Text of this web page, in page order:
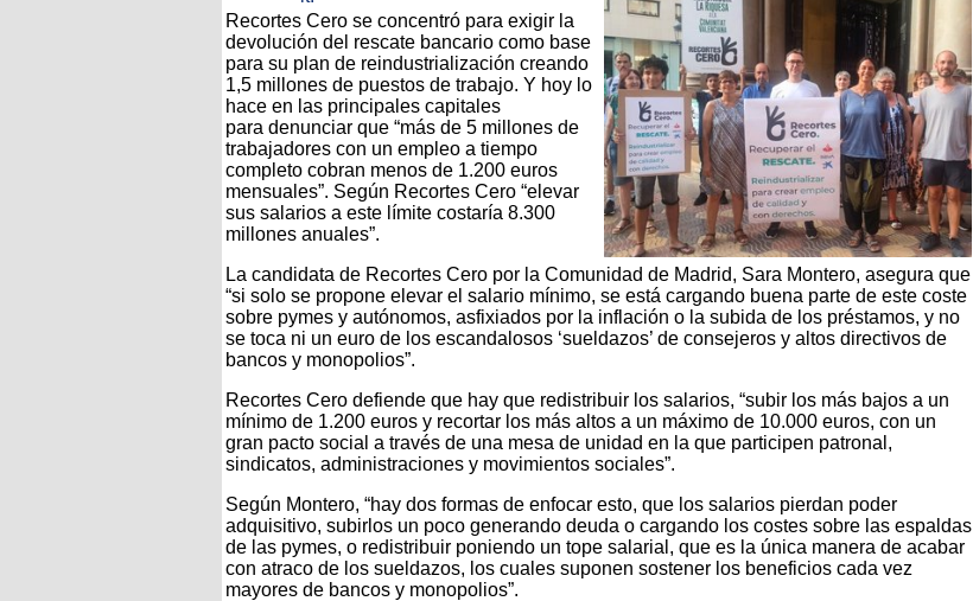
Recortes Cero se concentró para exigir la
devolución del rescate bancario como base
para su plan de reindustrialización creando
1,5 millones de puestos de trabajo. Y hoy lo
hace en las principales capitales
para denunciar que “más de 5 millones de
trabajadores con un empleo a tiempo
completo cobran menos de 1.200 euros
mensuales”. Según Recortes Cero “elevar
sus salarios a este límite costaría 8.300
millones anuales”.
La candidata de Recortes Cero por la Comunidad de Madrid, Sara Montero, asegura que
“si solo se propone elevar el salario mínimo, se está cargando buena parte de este coste
sobre pymes y autónomos, asfixiados por la inflación o la subida de los préstamos, y no
se toca ni un euro de los escandalosos ‘sueldazos’ de consejeros y altos directivos de
bancos y monopolios”.
Recortes Cero defiende que hay que redistribuir los salarios, “subir los más bajos a un
mínimo de 1.200 euros y recortar los más altos a un máximo de 10.000 euros, con un
gran pacto social a través de una mesa de unidad en la que participen patronal,
sindicatos, administraciones y movimientos sociales”.
Según Montero, “hay dos formas de enfocar esto, que los salarios pierdan poder
adquisitivo, subirlos un poco generando deuda o cargando los costes sobre las espaldas
de las pymes, o redistribuir poniendo un tope salarial, que es la única manera de acabar
con atraco de los sueldazos, los cuales suponen sostener los beneficios cada vez
mayores de bancos y monopolios”.